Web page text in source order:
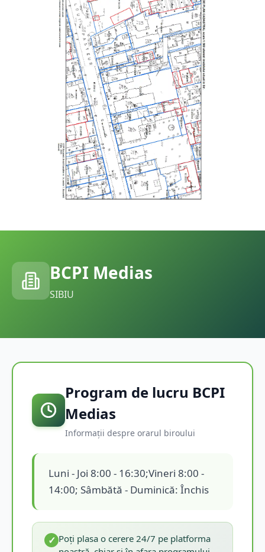
BCPI Medias
SIBIU
Program de lucru BCPI
Medias
Informații despre orarul biroului
Luni - Joi 8:00 - 16:30;Vineri 8:00 -
14:00; Sâmbătă - Duminică: Închis
✓ Poți plasa o cerere 24/7 pe platforma